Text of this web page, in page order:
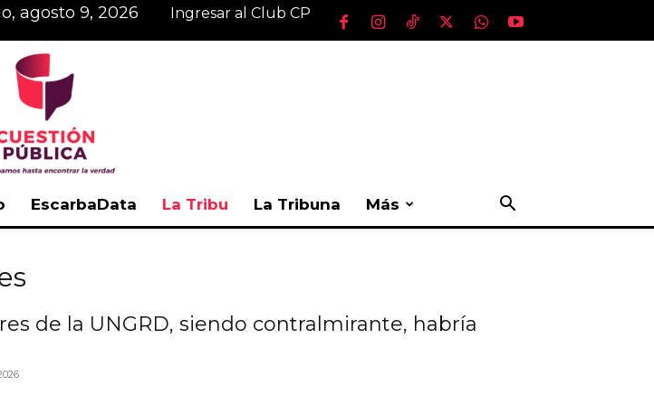
agosto 9, 2026 Ingresar al Club CP
EscarbaData La Tribu La Tribuna Más
de la UNGRD, siendo contralmirante, habría